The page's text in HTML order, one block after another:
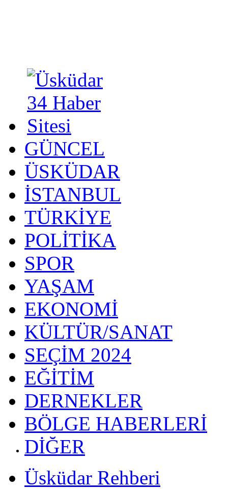
GÜNCEL
ÜSKÜDAR
İSTANBUL
TÜRKİYE
POLİTİKA
SPOR
YAŞAM
EKONOMİ
KÜLTÜR/SANAT
SEÇİM 2024
EĞİTİM
DERNEKLER
BÖLGE HABERLERİ
DİĞER
Üsküdar Rehberi